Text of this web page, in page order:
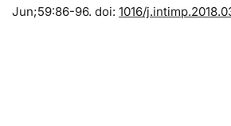
Jun;59:86-96. doi: 1016/